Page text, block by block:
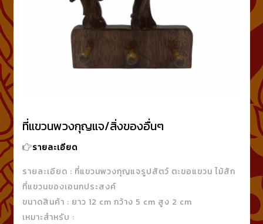
ที่แขวนพวงกุญแจ/สิ่งของอื่นๆ
รายละเอียด
รายละเอียด : ที่แขวนพวงกุญแจรูปสัตว์ ตะขอแขวน ไม้สัก
ที่แขวนของเอนกประสงค์
ขนาดสินค้า : ยาว 12 cm กว้าง 5 cm สูง 2 cm
เหมาะสำหรับ :